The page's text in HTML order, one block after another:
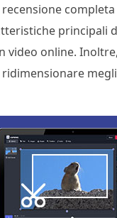
video online.